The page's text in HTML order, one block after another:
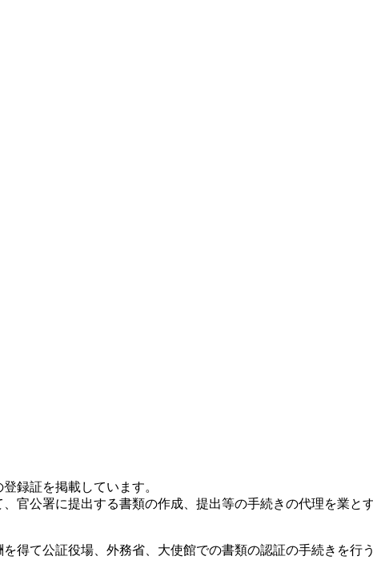
録証を掲載しています。
官公署に提出する書類の作成、提出等の手続きの代理を業と
得て公証役場、外務省、大使館での書類の認証の手続きを行